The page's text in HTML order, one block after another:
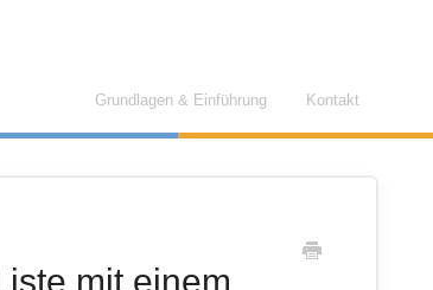
Grundlagen & Einführung Kontakt
mit einem